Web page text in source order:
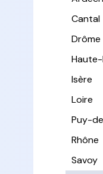
Cantal
Drôme
Isère
Loire
Puy-
Rhône
Savoy